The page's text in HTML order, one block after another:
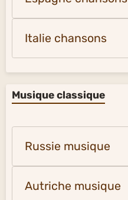
Italie chansons
Musique classique
Russie musique
Autriche musique